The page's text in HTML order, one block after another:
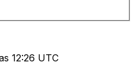
12:26 UTC